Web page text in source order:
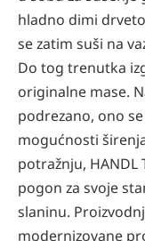
hladno dimi
se zatim suši na
Do tog trenutka
originalne mase.
podrezano, ono
mogućnosti
potražnju, HANDL
pogon za svoje
slaninu.
modernizovane